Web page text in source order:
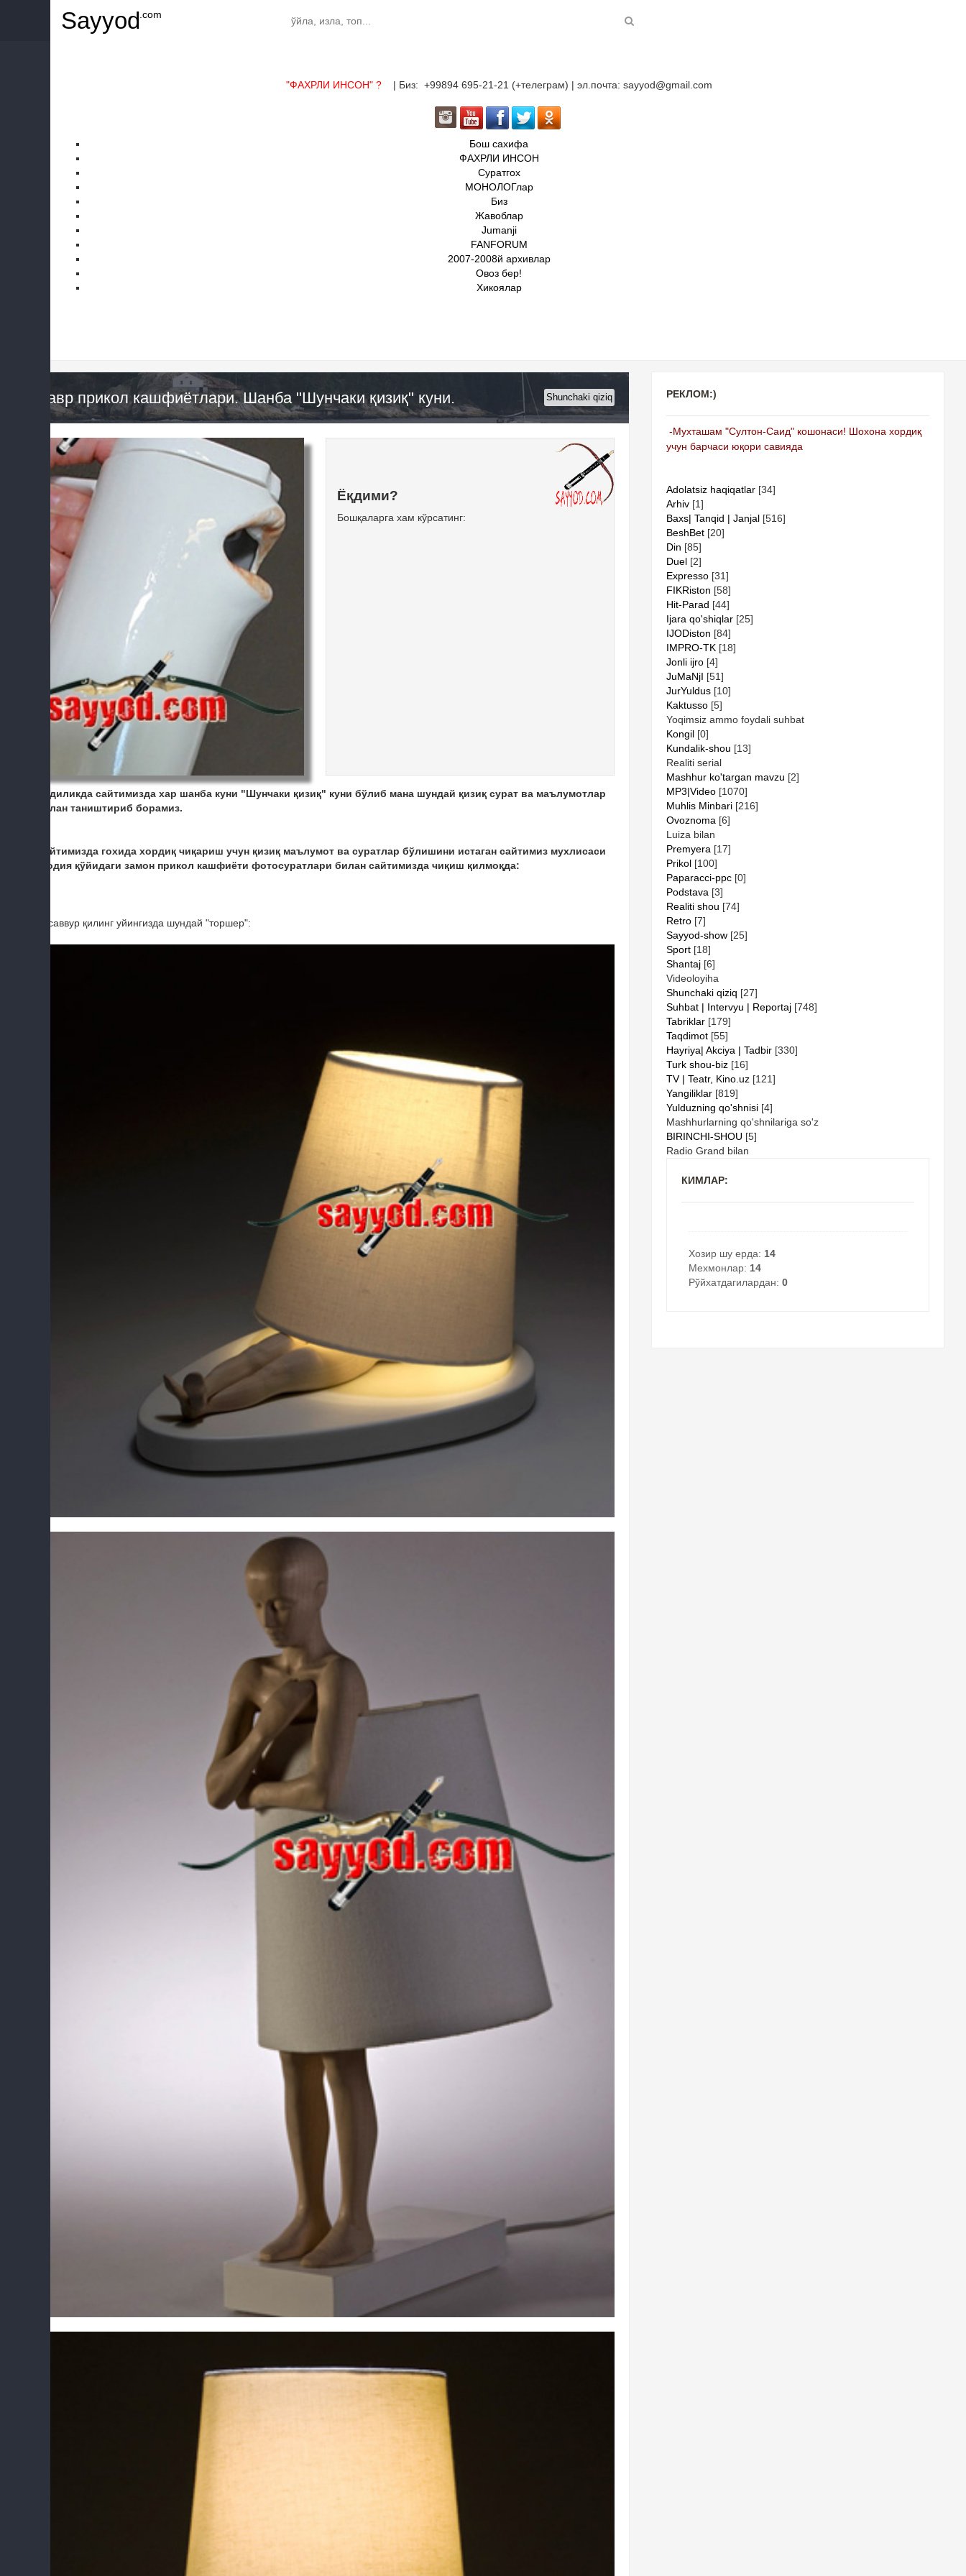
Sayyod .com
"ФАХРЛИ ИНСОН" ? | Биз: +99894 695-21-21 (+телеграм) | эл.почта: sayyod@gmail.com
Бош сахифа
ФАХРЛИ ИНСОН
Суратгох
МОНОЛОГлар
Биз
Жавоблар
Jumanji
FANFORUM
2007-2008й архивлар
Овоз бер!
Хикоялар
Давр прикол кашфиётлари. Шанба "Шунчаки қизиқ" куни. Shunchaki qiziq
Ёқдими?
Бошқаларга хам кўрсатинг:
Эндиликда сайтимизда хар шанба куни "Шунчаки қизиқ" куни бўлиб мана шундай қизиқ сурат ва маълумотлар
билан таништириб борамиз.
Сайтимизда гохида хордиқ чиқариш учун қизиқ маълумот ва суратлар бўлишини истаган сайтимиз мухлисаси
Шодия қўйидаги замон прикол кашфиёти фотосуратлари билан сайтимизда чиқиш қилмоқда:
Тасаввур қилинг уйингизда шундай "торшер":
РЕКЛОМ:)
-Мухташам "Султон-Саид" кошонаси! Шохона хордиқ
учун барчаси юқори савияда
Adolatsiz haqiqatlar [34]
Arhiv [1]
Baxs| Tanqid | Janjal [516]
BeshBet [20]
Din [85]
Duel [2]
Expresso [31]
FIKRiston [58]
Hit-Parad [44]
Ijara qo'shiqlar [25]
IJODiston [84]
IMPRO-TK [18]
Jonli ijro [4]
JuMaNjI [51]
JurYuldus [10]
Kaktusso [5]
Yoqimsiz ammo foydali suhbat
Kongil [0]
Kundalik-shou [13]
Realiti serial
Mashhur ko'targan mavzu [2]
MP3|Video [1070]
Muhlis Minbari [216]
Ovoznoma [6]
Luiza bilan
Premyera [17]
Prikol [100]
Paparacci-ppc [0]
Podstava [3]
Realiti shou [74]
Retro [7]
Sayyod-show [25]
Sport [18]
Shantaj [6]
Videoloyiha
Shunchaki qiziq [27]
Suhbat | Intervyu | Reportaj [748]
Tabriklar [179]
Taqdimot [55]
Hayriya| Akciya | Tadbir [330]
Turk shou-biz [16]
TV | Teatr, Kino.uz [121]
Yangiliklar [819]
Yulduzning qo'shnisi [4]
Mashhurlarning qo'shnilariga so'z
BIRINCHI-SHOU [5]
Radio Grand bilan
КИМЛАР:
Хозир шу ерда: 14
Мехмонлар: 14
Рўйхатдагилардан: 0